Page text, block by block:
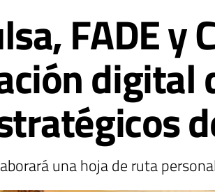
FADE y
digital
una hoja de ruta